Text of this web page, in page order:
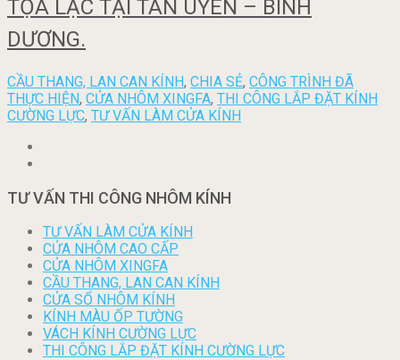
TỌA LẠC TẠI TÂN UYÊN – BÌNH
DƯƠNG.
CẦU THANG, LAN CAN KÍNH, CHIA SẺ, CÔNG TRÌNH ĐÃ
THỰC HIỆN, CỬA NHÔM XINGFA, THI CÔNG LẮP ĐẶT KÍNH
CƯỜNG LỰC, TƯ VẤN LÀM CỬA KÍNH
TƯ VẤN THI CÔNG NHÔM KÍNH
TƯ VẤN LÀM CỬA KÍNH
CỬA NHÔM CAO CẤP
CỬA NHÔM XINGFA
CẦU THANG, LAN CAN KÍNH
CỬA SỔ NHÔM KÍNH
KÍNH MÀU ỐP TƯỜNG
VÁCH KÍNH CƯỜNG LỰC
THI CÔNG LẮP ĐẶT KÍNH CƯỜNG LỰC